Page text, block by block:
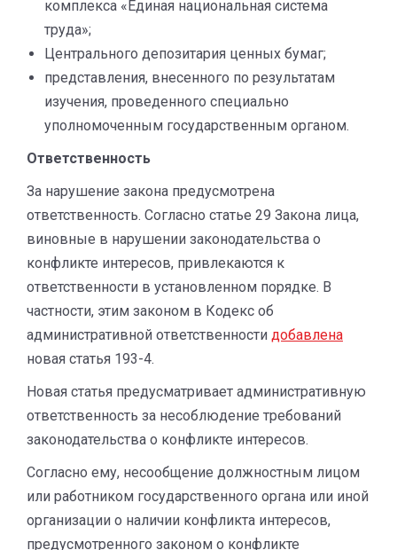
комплекса «Единая национальная система
труда»;
Центрального депозитария ценных бумаг;
представления, внесенного по результатам
изучения, проведенного специально
уполномоченным государственным органом.
Ответственность
За нарушение закона предусмотрена
ответственность. Согласно статье 29 Закона лица,
виновные в нарушении законодательства о
конфликте интересов, привлекаются к
ответственности в установленном порядке. В
частности, этим законом в Кодекс об
административной ответственности добавлена
новая статья 193-4.
Новая статья предусматривает административную
ответственность за несоблюдение требований
законодательства о конфликте интересов.
Согласно ему, несообщение должностным лицом
или работником государственного органа или иной
организации о наличии конфликта интересов,
предусмотренного законом о конфликте